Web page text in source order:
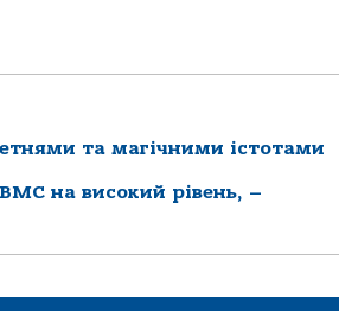
та магічними істотами
на високий рівень, –